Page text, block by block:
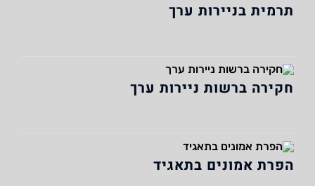
תרמית בניירות ערך
חקירה ברשות ניירות ערך
הפרת אמונים בתאגיד